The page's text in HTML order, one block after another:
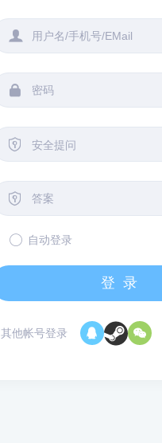


 安全提问

自动登录
登录
其他帐号登录  